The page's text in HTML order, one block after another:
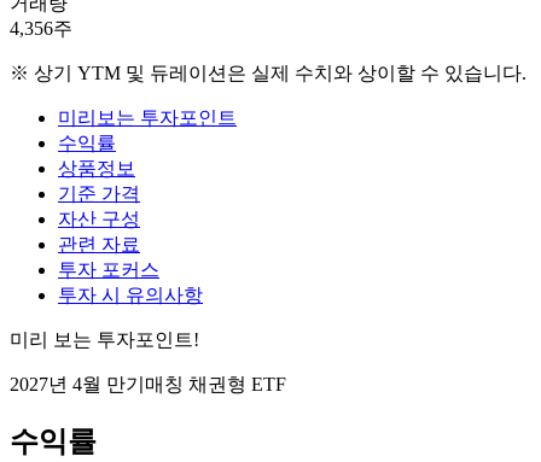
4,356주
※ 상기 YTM 및 듀레이션은 실제 수치와 상이할 수 있습니다.
미리보는 투자포인트
수익률
상품정보
기준 가격
자산 구성
관련 자료
투자 포커스
투자 시 유의사항
미리 보는 투자포인트!
2027년 4월 만기매칭 채권형 ETF
수익률